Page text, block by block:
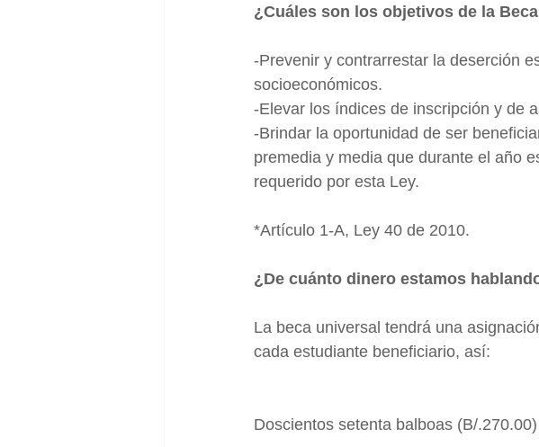
¿Cuáles son los objetivos de la
-Prevenir y contrarrestar la deserción
socioeconómicos.
-Elevar los índices de inscripción y de
-Brindar la oportunidad de ser
premedia y media que durante el año
requerido por esta Ley.
*Artículo 1-A, Ley 40 de 2010.
¿De cuánto dinero estamos
La beca universal tendrá una
cada estudiante beneficiario, así:
Doscientos setenta balboas (B/